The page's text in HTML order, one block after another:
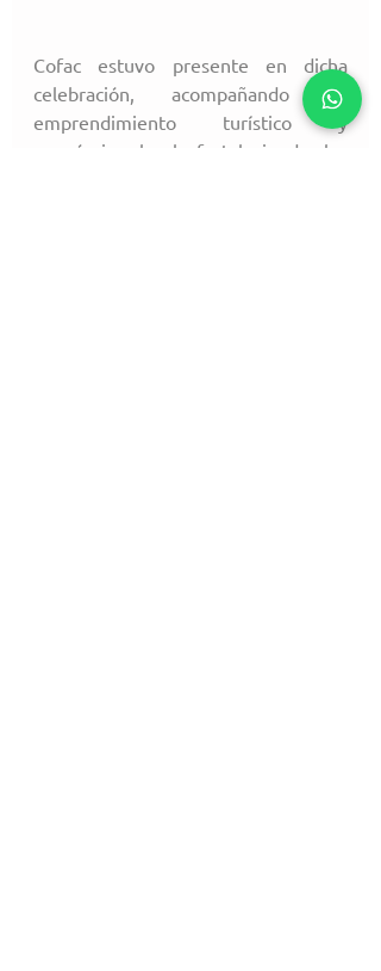
Cofac estuvo presente en dicha
celebración, acompañando un
emprendimiento turístico y
económico local, fortaleciendo los